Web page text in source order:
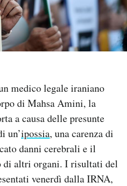
medico legale iraniano
di Mahsa Amini, la
a causa delle presunte
un’ipossia, una carenza di
danni cerebrali e il
di altri organi. I risultati del
venerdì dalla IRNA,